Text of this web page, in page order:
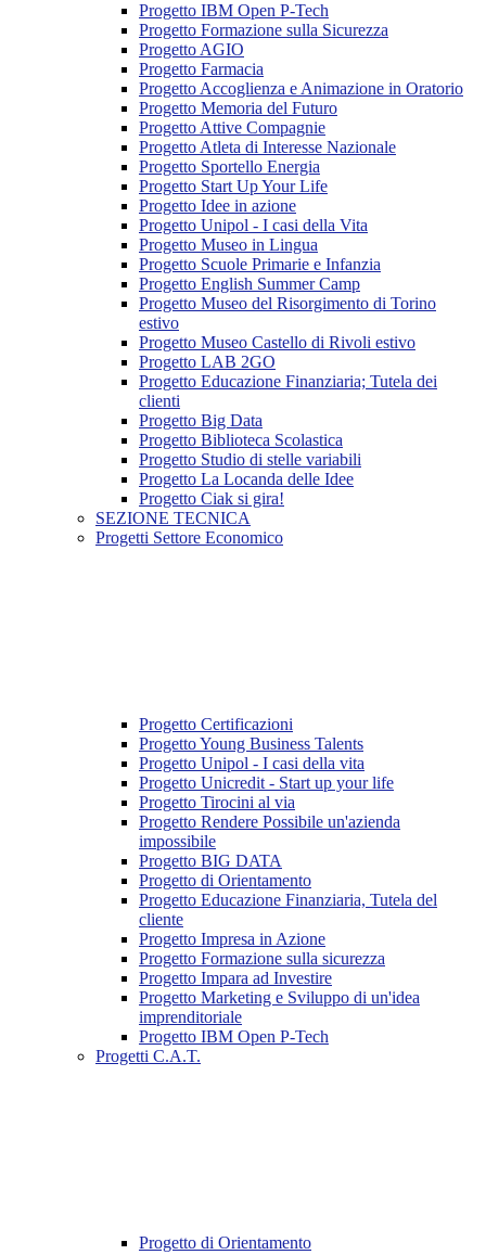
Progetto IBM Open P-Tech
Progetto Formazione sulla Sicurezza
Progetto AGIO
Progetto Farmacia
Progetto Accoglienza e Animazione in Oratorio
Progetto Memoria del Futuro
Progetto Attive Compagnie
Progetto Atleta di Interesse Nazionale
Progetto Sportello Energia
Progetto Start Up Your Life
Progetto Idee in azione
Progetto Unipol - I casi della Vita
Progetto Museo in Lingua
Progetto Scuole Primarie e Infanzia
Progetto English Summer Camp
Progetto Museo del Risorgimento di Torino
estivo
Progetto Museo Castello di Rivoli estivo
Progetto LAB 2GO
Progetto Educazione Finanziaria; Tutela dei
clienti
Progetto Big Data
Progetto Biblioteca Scolastica
Progetto Studio di stelle variabili
Progetto La Locanda delle Idee
Progetto Ciak si gira!
SEZIONE TECNICA
Progetti Settore Economico
Progetto Certificazioni
Progetto Young Business Talents
Progetto Unipol - I casi della vita
Progetto Unicredit - Start up your life
Progetto Tirocini al via
Progetto Rendere Possibile un'azienda
impossibile
Progetto BIG DATA
Progetto di Orientamento
Progetto Educazione Finanziaria, Tutela del
cliente
Progetto Impresa in Azione
Progetto Formazione sulla sicurezza
Progetto Impara ad Investire
Progetto Marketing e Sviluppo di un'idea
imprenditoriale
Progetto IBM Open P-Tech
Progetti C.A.T.
Progetto di Orientamento